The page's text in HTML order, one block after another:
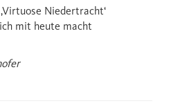
Niedertracht‘
mit heute macht